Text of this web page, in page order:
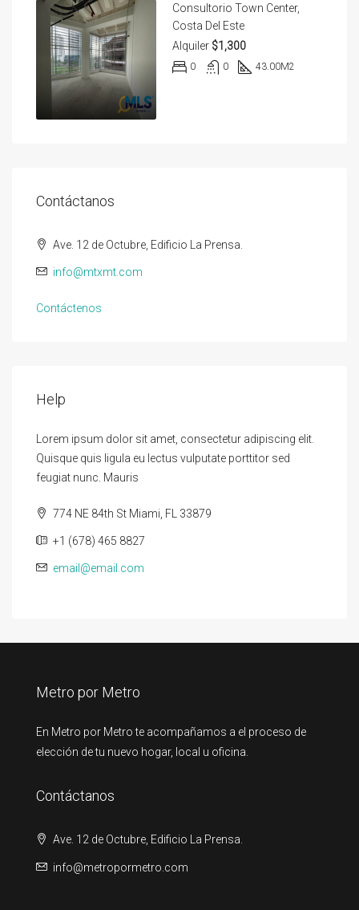
Consultorio Town Center,
Costa Del Este
Alquiler $1,300
0 0 43.00M2
Contáctanos
Ave. 12 de Octubre, Edificio La Prensa.
info@mtxmt.com
Contáctenos
Help
Lorem ipsum dolor sit amet, consectetur adipiscing elit.
Quisque quis ligula eu lectus vulputate porttitor sed
feugiat nunc. Mauris
774 NE 84th St Miami, FL 33879
+1 (678) 465 8827
email@email.com
Metro por Metro
En Metro por Metro te acompañamos a el proceso de
elección de tu nuevo hogar, local u oficina.
Contáctanos
Ave. 12 de Octubre, Edificio La Prensa.
info@metropormetro.com